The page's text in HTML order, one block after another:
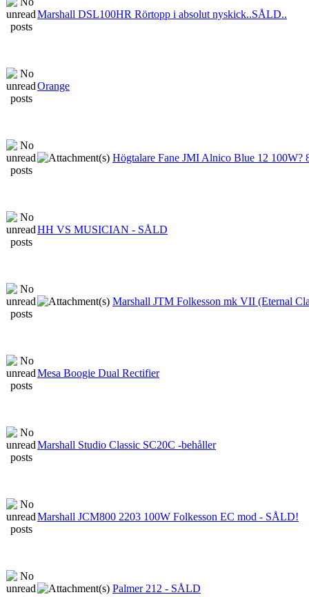
Marshall DSL100HR Rörtopp i absolut nyskick..SÅLD..
Orange
Högtalare Fane JMI Alnico Blue 12 100W?
HH VS MUSICIAN - SÅLD
Marshall JTM Folkesson mk VII (Eternal
Mesa Boogie Dual Rectifier
Marshall Studio Classic SC20C -behåller
Marshall JCM800 2203 100W Folkesson EC mod - SÅLD!
Palmer 212 - SÅLD